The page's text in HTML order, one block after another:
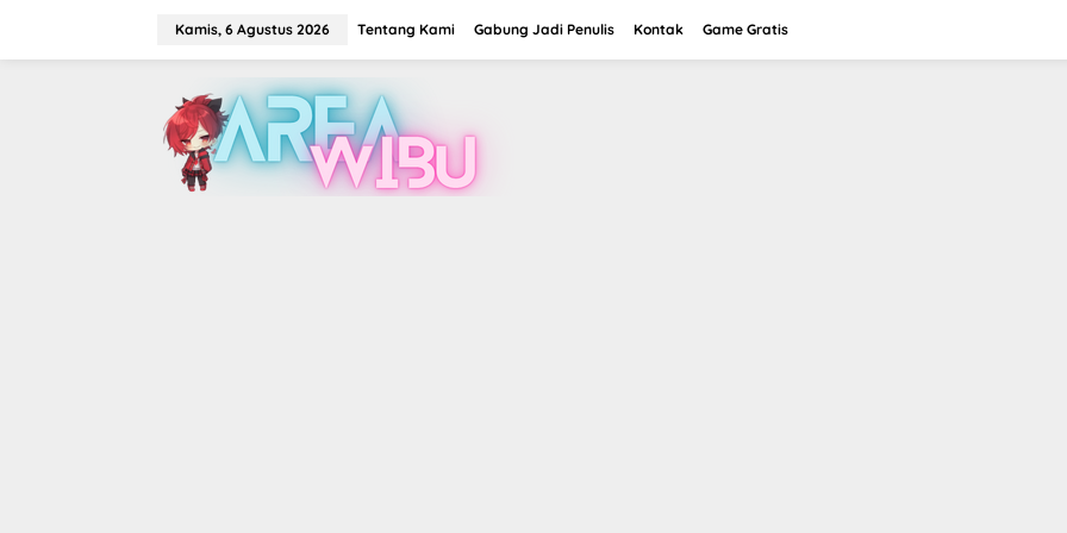
Kamis, 6 Agustus 2026 Tentang Kami Gabung Jadi Penulis Kontak Game Gratis